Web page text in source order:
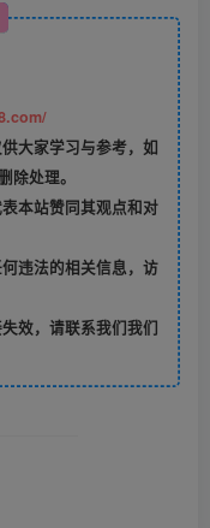
大家学习与参考，如
除处理。
本站赞同其观点和对
违法的相关信息，访
效，请联系我们我们